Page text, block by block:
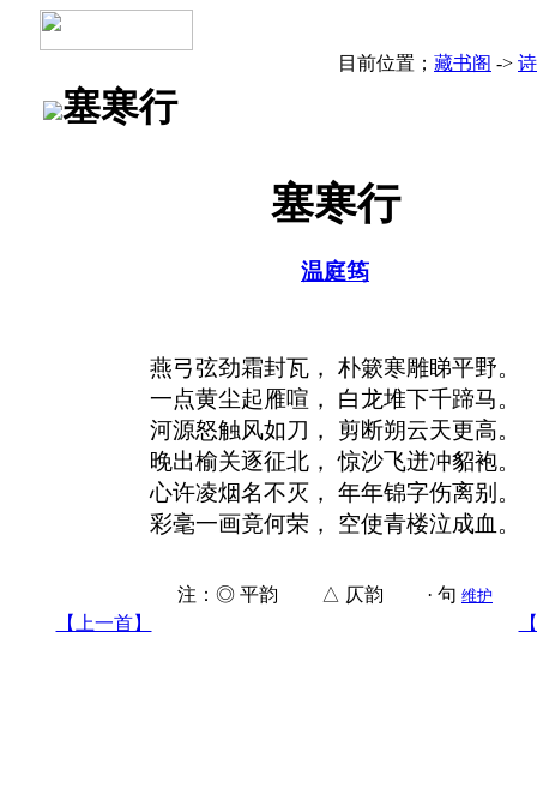
目前位置； 藏书阁 ->
塞寒行
塞寒行
温庭筠
燕弓弦劲霜封瓦， 朴簌寒雕睇平野。
一点黄尘起雁喧， 白龙堆下千蹄马。
河源怒触风如刀， 剪断朔云天更高。
晚出榆关逐征北， 惊沙飞迸冲貂袍。
心许凌烟名不灭， 年年锦字伤离别。
彩毫一画竟何荣， 空使青楼泣成血。
注：◎ 平韵 △ 仄韵 · 句 维护
【上一首】